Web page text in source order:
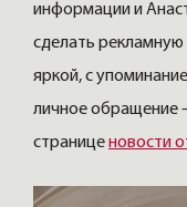
информации и
сделать
яркой, с
личное обращение
страниценовости